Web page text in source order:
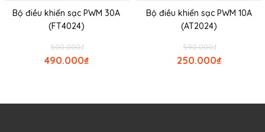
Bộ điều khiển sạc PWM 30A
(FT4024)
₫
500.000
₫
490.000
Bộ điều khiển sạc PWM 10A
(AT2024)
₫
590.000
₫
250.000